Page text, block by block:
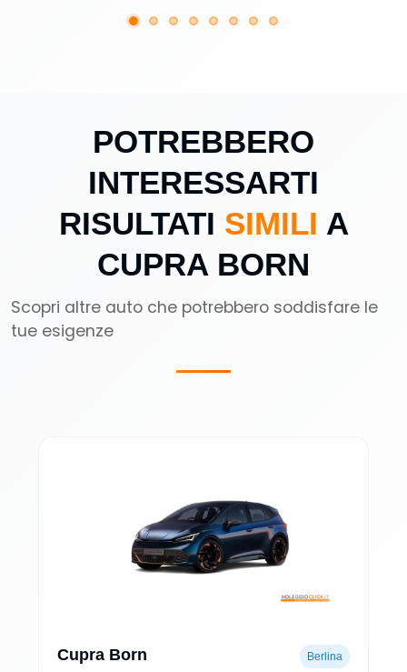
POTREBBERO
INTERESSARTI
RISULTATI SIMILI A
CUPRA BORN
Scopri altre auto che potrebbero soddisfare le
tue esigenze
Cupra Born Berlina